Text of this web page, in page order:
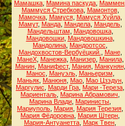
Мамашка Мамина паскуда Маммен
Маммуся Стребкова, Мамонтов,
Мамочка, Мамуся, Мамуся Хуйла,
Мамут, Манда, Мандела, Мандель,
Мандельштам
Мандовошка,
Мандовошки, Мандовошкина,
Мандолина Мандоотсос
Мандохвостов-Вербуёцкий.
Мане,
МанеХ, Манежка, Манизер, Манила,
Манин, Манифест, Мания, Манкунян,
Манос
Мануэль, Маньеризм
Маньяк Манюня Мао Мао Цзэдун
Маргулис
Марди Гра Мари -Тереза
Мариенталь Марина Абрамович
Марина Влади Маринисты
Мариуполь Мария Мария Терезия
Мария Фёдоровна Мария Штерн
Мария-Антуанетта Марк Твен